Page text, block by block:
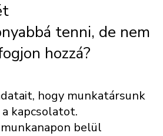
tenni, de nem
hozzá?
hogy munkatársunk
kapcsolatot.
belül